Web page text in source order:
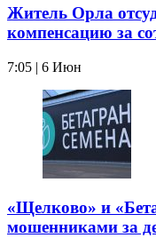
Житель Орла
компенсацию за
7:05 | 6 Июн
«Щелково» и
мошенниками за